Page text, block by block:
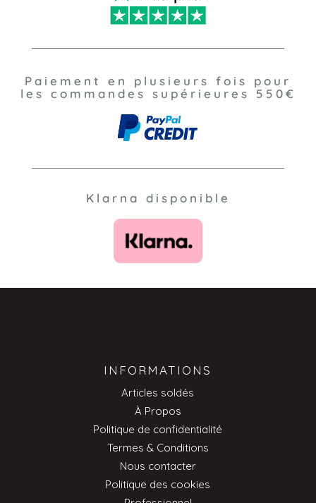
Paiement en plusieurs fois pour
les commandes supérieures 550€
Klarna disponible
INFORMATIONS
Articles soldés
À Propos
Politique de confidentialité
Termes & Conditions
Nous contacter
Politique des cookies